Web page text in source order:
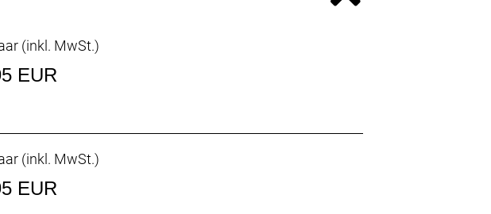
(inkl. MwSt.)
EUR
(inkl. MwSt.)
EUR